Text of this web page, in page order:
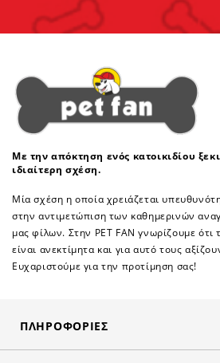
Με την απόκτηση ενός κατοικιδίου
ιδιαίτερη σχέση.
Μία σχέση η οποία χρειάζεται
στην αντιμετώπιση των καθημερινών
μας φίλων. Στην PET FAN γνωρίζουμε ότι
είναι ανεκτίμητα και για αυτό τους
Ευχαριστούμε για την προτίμηση σας!
ΠΛΗΡΟΦΟΡΊΕΣ